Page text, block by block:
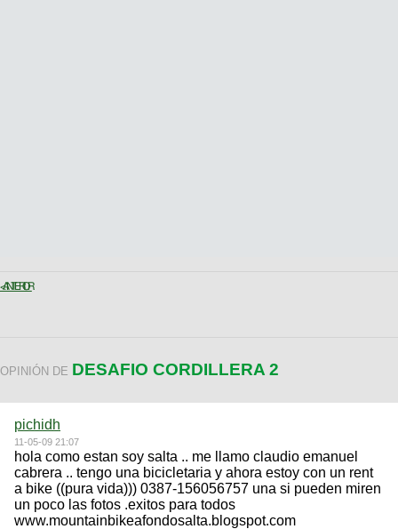
< ANTERIOR
OPINIÓN DE DESAFIO CORDILLERA 2
pichidh
11-05-09 21:07
hola como estan soy salta .. me llamo claudio emanuel
cabrera .. tengo una bicicletaria y ahora estoy con un rent
a bike ((pura vida))) 0387-156056757 una si pueden miren
un poco las fotos .exitos para todos
www.mountainbikeafondosalta.blogspot.com